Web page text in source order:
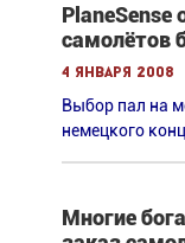
PlaneSense
самолётов
4 января 2008
Выбор пал на
немецкого
Многие